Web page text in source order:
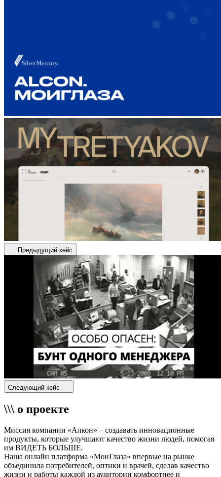
Предыдущий кейс
Следующий кейс
\\\ о проекте
Миссия компании «Алкон» – создавать инновационные
продукты, которые улучшают качество жизни людей, помогая
им ВИДЕТЬ БОЛЬШЕ.
Наша онлайн платформа «МоиГлаза» впервые на рынке
объединила потребителей, оптики и врачей, сделав качество
жизни и работы каждой из аудитории комфортнее и